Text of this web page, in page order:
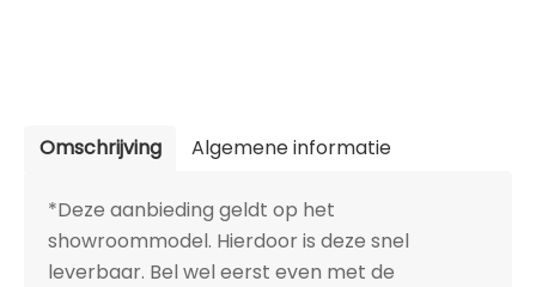
Omschrijving Algemene informatie
*Deze aanbieding geldt op het
showroommodel. Hierdoor is deze snel
leverbaar. Bel wel eerst even met de